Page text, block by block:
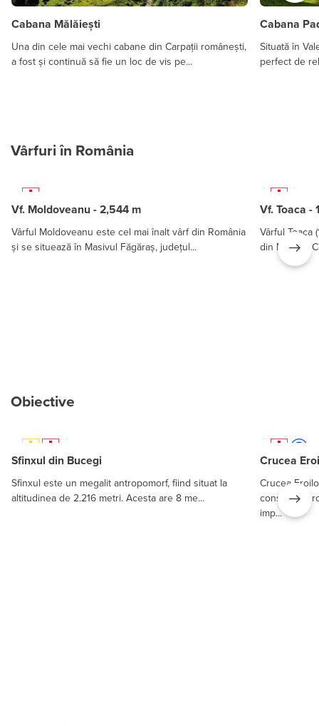
Cabana Mălăiești
Una din cele mai vechi cabane din Carpații românești,
a fost și continuă să fie un loc de vis pe...
Cabana
Situată în
perfect de
Vârfuri în România
Vf. Moldoveanu - 2,544 m
Vârful Moldoveanu este cel mai înalt vârf din România
și se situează în Masivul Făgăraș, județul...
Vf. Toaca -
Vârful Toaca
din Masivul
Obiective
Sfinxul din Bucegi
Sfinxul este un megalit antropomorf, fiind situat la
altitudinea de 2.216 metri. Acesta are 8 me...
Crucea
Crucea
construcție
imp...